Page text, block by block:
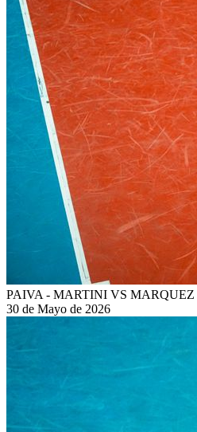
PAIVA - MARTINI VS
30 de Mayo de 2026